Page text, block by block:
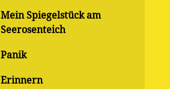
Mein Spiegelstück am
Seerosenteich
Panik
Erinnern